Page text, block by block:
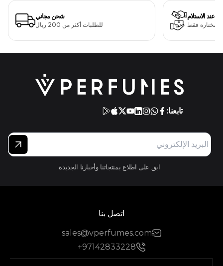
شحن مجاني
للطلبات أكثر من 200 ريال
عند الاستلام
مختارة فقط
تابعنا:
ابق على اطلاع بمنتجاتنا وأخبارنا الجديدة
اتصل بنا
sales@vperfumes.com
+97142833228